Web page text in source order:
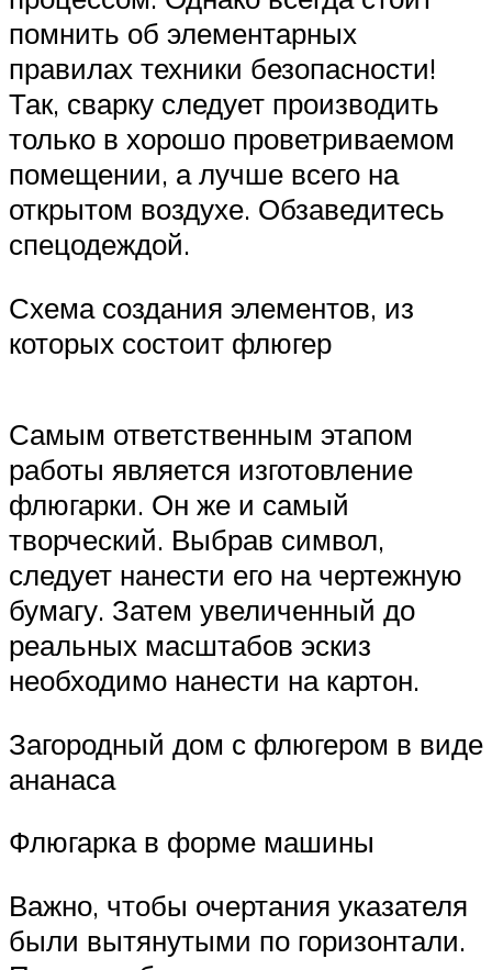
помнить об элементарных
правилах техники безопасности!
Так, сварку следует производить
только в хорошо проветриваемом
помещении, а лучше всего на
открытом воздухе. Обзаведитесь
спецодеждой.
Схема создания элементов, из
которых состоит флюгер
Самым ответственным этапом
работы является изготовление
флюгарки. Он же и самый
творческий. Выбрав символ,
следует нанести его на чертежную
бумагу. Затем увеличенный до
реальных масштабов эскиз
необходимо нанести на картон.
Загородный дом с флюгером в виде
ананаса
Флюгарка в форме машины
Важно, чтобы очертания указателя
были вытянутыми по горизонтали.